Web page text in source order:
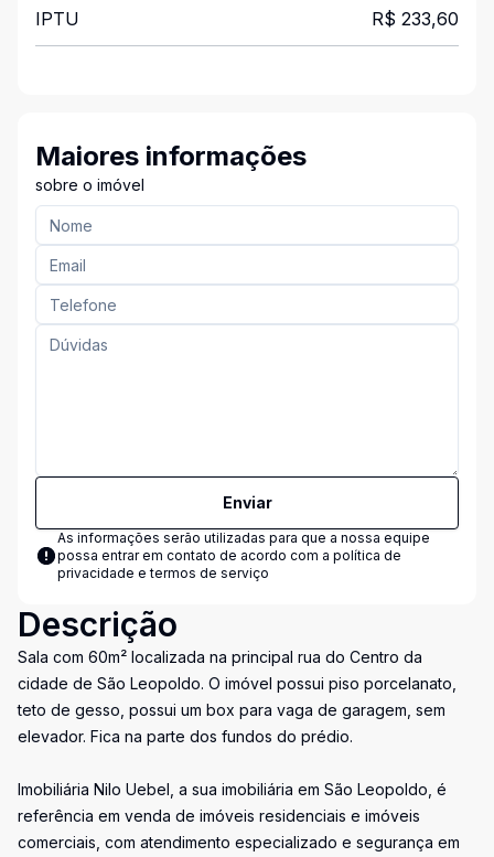
IPTU R$ 233,60
Maiores informações
sobre o imóvel
Enviar
As informações serão utilizadas para que a nossa equipe
possa entrar em contato de acordo com a política de
privacidade e termos de serviço
Descrição
Sala com 60m² localizada na principal rua do Centro da
cidade de São Leopoldo. O imóvel possui piso porcelanato,
teto de gesso, possui um box para vaga de garagem, sem
elevador. Fica na parte dos fundos do prédio.
Imobiliária Nilo Uebel, a sua imobiliária em São Leopoldo, é
referência em venda de imóveis residenciais e imóveis
comerciais, com atendimento especializado e segurança em